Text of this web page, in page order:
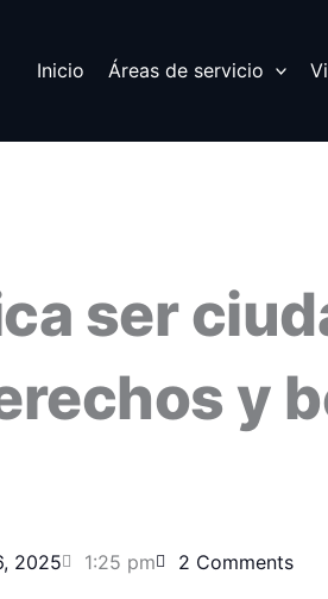
Inicio Áreas de servicio
ser
y
2025 1:25 pm 2 Comments